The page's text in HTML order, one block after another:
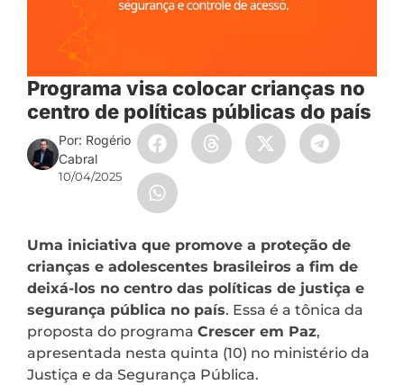
Programa visa colocar crianças no
centro de políticas públicas do país
Por: Rogério
Cabral
10/04/2025
Uma iniciativa que promove a proteção de
crianças e adolescentes brasileiros a fim de
deixá-los no centro das políticas de justiça e
segurança pública no país. Essa é a tônica da
proposta do programa Crescer em Paz,
apresentada nesta quinta (10) no ministério da
Justiça e da Segurança Pública.